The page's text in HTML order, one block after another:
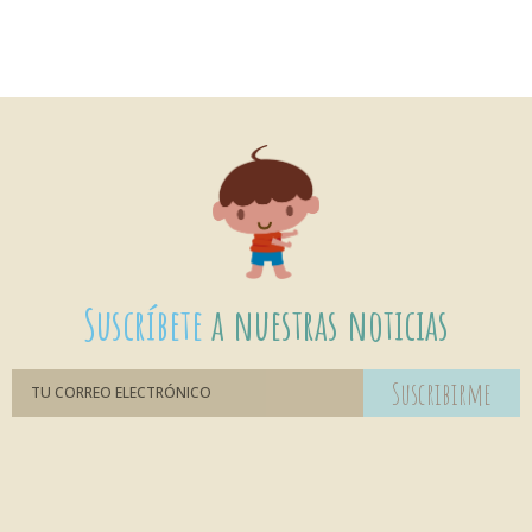
Suscríbetea nuestras noticias
Suscribirme